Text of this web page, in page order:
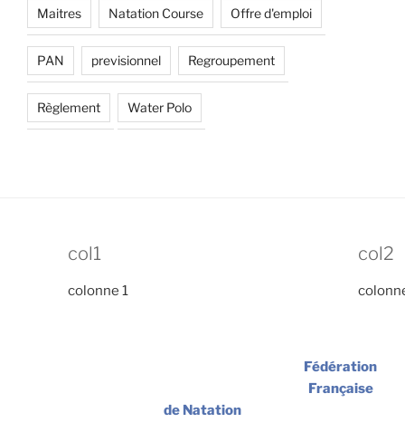
Maitres Natation Course Offre d'emploi
PAN previsionnel Regroupement
Règlement Water Polo
col1
colonne 1
col2
Fédération
Française
de Natation